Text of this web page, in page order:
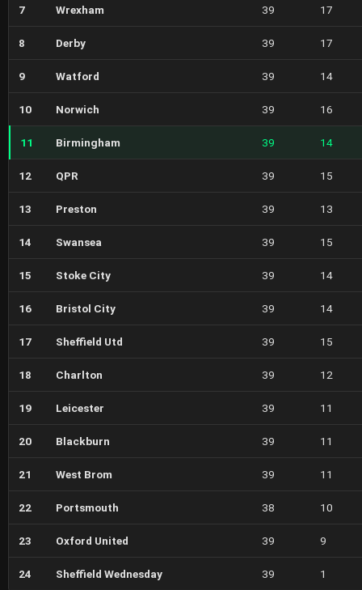
7 Wrexham 39 17
8 Derby 39 17
9 Watford 39 14
10 Norwich 39 16
11 Birmingham 39 14
12 QPR 39 15
13 Preston 39 13
14 Swansea 39 15
15 Stoke City 39 14
16 Bristol City 39 14
17 Sheffield Utd 39 15
18 Charlton 39 12
19 Leicester 39 11
20 Blackburn 39 11
21 West Brom 39 11
22 Portsmouth 38 10
23 Oxford United 39 9
24 Sheffield Wednesday 39 1